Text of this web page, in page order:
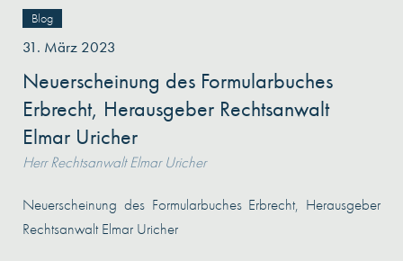
Blog
31. März 2023
Neuerscheinung des Formularbuches
Erbrecht, Herausgeber Rechtsanwalt
Elmar Uricher
Herr Rechtsanwalt Elmar Uricher
Neuerscheinung des Formularbuches Erbrecht, Herausgeber
Rechtsanwalt Elmar Uricher